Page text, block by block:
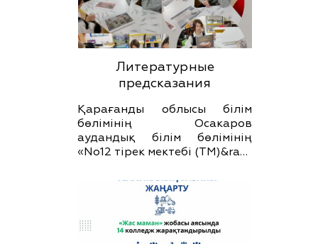
Литературные
предсказания
Қарағанды облысы білім
бөлімінің Осакаров
аудандық білім бөлімінің
«No12 тірек мектебі (ТМ)&ra…